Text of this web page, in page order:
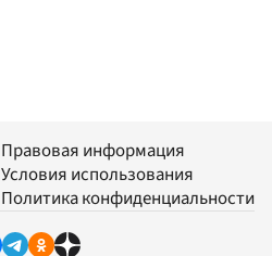
Правовая информация
Условия использования
Политика конфиденциальности